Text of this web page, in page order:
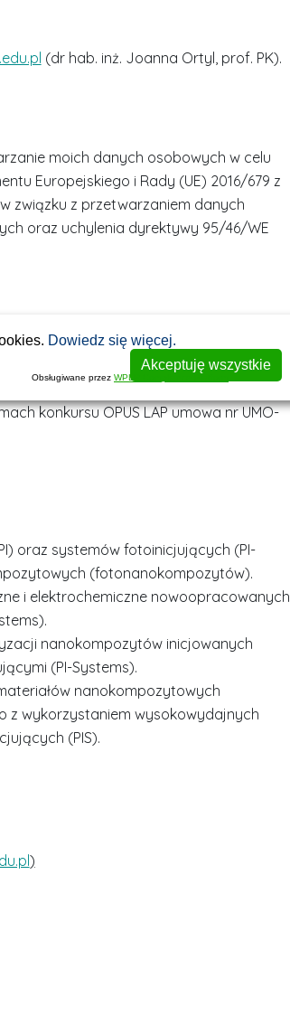
(dr hab. inż. Joanna Ortyl, prof. PK).
moich danych osobowych w celu
Europejskiego i Rady (UE) 2016/679 z
związku z przetwarzaniem danych
oraz uchylenia dyrektywy 95/46/WE
„Zaawansowane fotoutwardzalne
prototypowania 3D-VAT”
konkursu OPUS LAP umowa nr UMO-
oraz systemów fotoinicjujących (PI-
(fotonanokompozytów).
i elektrochemiczne nowoopracowanych
nanokompozytów inicjowanych
(PI-Systems).
nanokompozytowych
z wykorzystaniem wysokowydajnych
(PIS).
)
Dowiedz się więcej.
Akceptuję wszystkie
Obsługiwane przez WPLP Compliance Platform